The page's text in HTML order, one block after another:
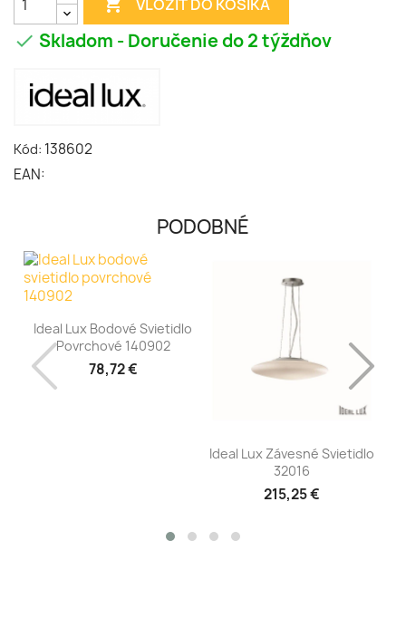
VLOŽIŤ DO KOŠÍKA
 Skladom - Doručenie do 2 týždňov
Kód: 138602
EAN:
PODOBNÉ
Ideal Lux Bodové Svietidlo
Povrchové 140902
78,72 €
Ideal Lux Závesné Svietidlo
32016
215,25 €